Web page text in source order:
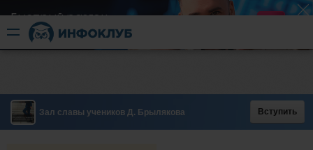
Быстрый разгон
​в короткие сроки
Зал славы учеников Д. Брылякова Вступить